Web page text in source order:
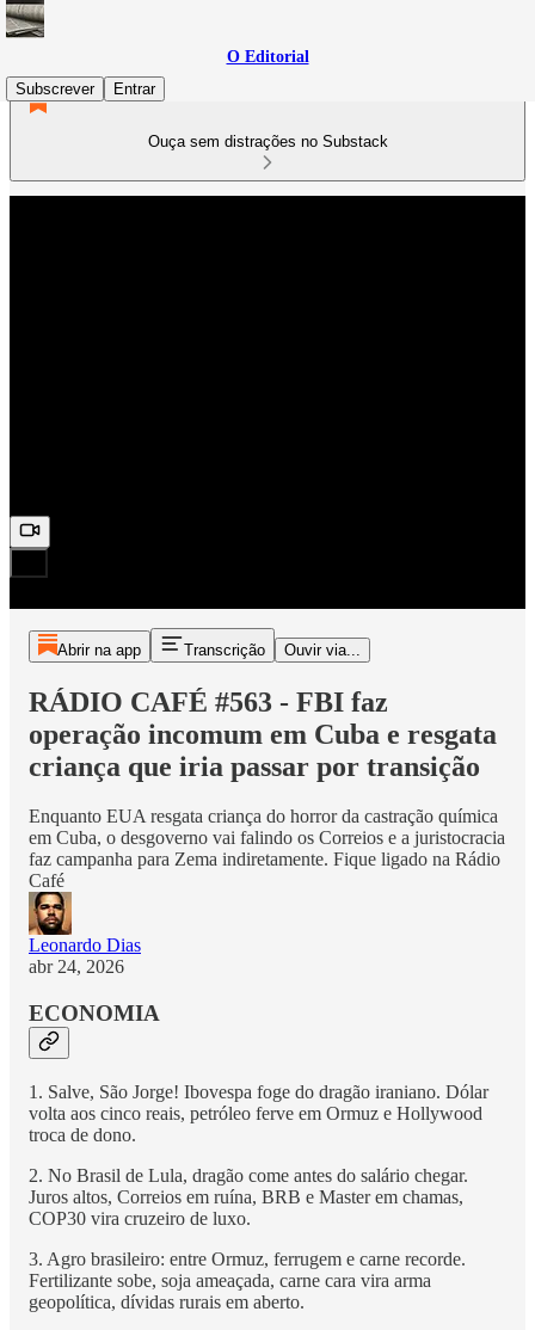
O Editorial
Subscrever
Entrar
Ouça sem distrações no Substack
Abrir na app Transcrição Ouvir via...
RÁDIO CAFÉ #563 - FBI faz
operação incomum em Cuba e resgata
criança que iria passar por transição
Enquanto EUA resgata criança do horror da castração química
em Cuba, o desgoverno vai falindo os Correios e a juristocracia
faz campanha para Zema indiretamente. Fique ligado na Rádio
Café
Leonardo Dias
abr 24, 2026
ECONOMIA
1. Salve, São Jorge! Ibovespa foge do dragão iraniano. Dólar
volta aos cinco reais, petróleo ferve em Ormuz e Hollywood
troca de dono.
2. No Brasil de Lula, dragão come antes do salário chegar.
Juros altos, Correios em ruína, BRB e Master em chamas,
COP30 vira cruzeiro de luxo.
3. Agro brasileiro: entre Ormuz, ferrugem e carne recorde.
Fertilizante sobe, soja ameaçada, carne cara vira arma
geopolítica, dívidas rurais em aberto.